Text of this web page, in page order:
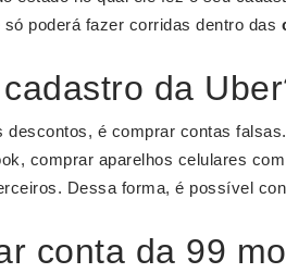
poderá fazer corridas dentro das
da
descontos, é comprar contas
comprar aparelhos celulares
Dessa forma, é possível
conta da 99